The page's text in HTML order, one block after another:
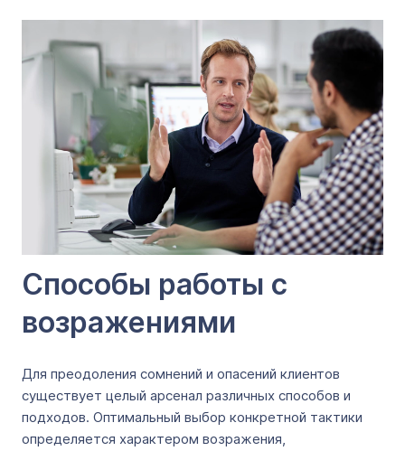
Способы работы с
возражениями
Для преодоления сомнений и опасений клиентов
существует целый арсенал различных способов и
подходов. Оптимальный выбор конкретной тактики
определяется характером возражения,